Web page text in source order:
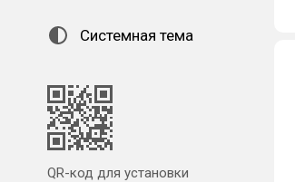
Системная тема
QR-код для установки